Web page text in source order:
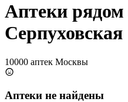
Аптеки рядом
Серпуховская
10000 аптек Москвы
Аптеки не найдены